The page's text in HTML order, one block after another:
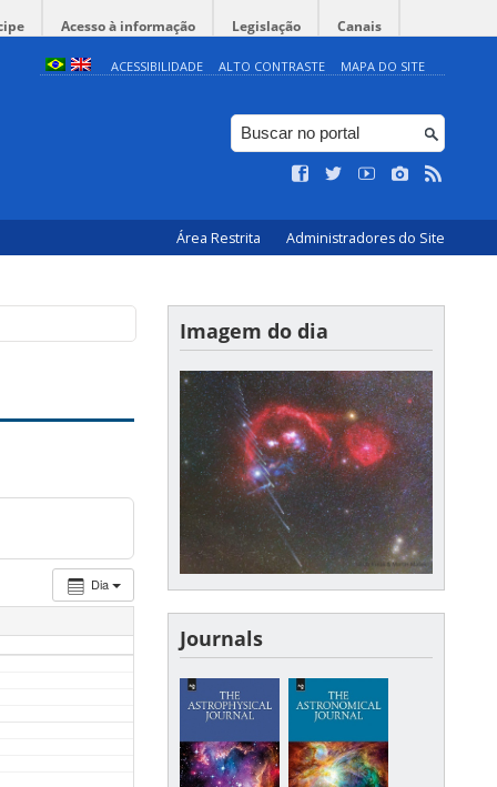
Acesso à informação Legislação Canais
ACESSIBILIDADE ALTO CONTRASTE MAPA DO SITE
Área Restrita Administradores do Site
Dia
Imagem do dia
Journals